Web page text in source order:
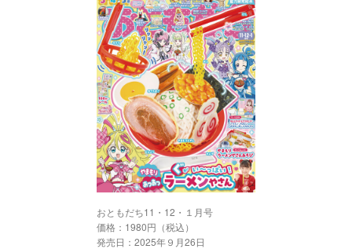
おともだち11・12・１月号
価格：1980円（税込）
発売日：2025年９月26日